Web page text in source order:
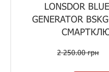
LONSDOR
GENERATOR
2 250.00 грн